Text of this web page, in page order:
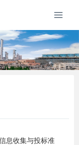
息收集与投标准